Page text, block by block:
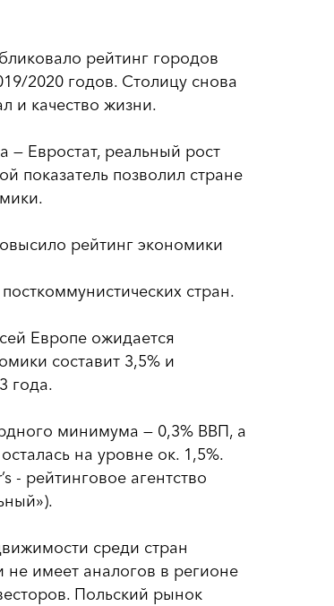
рейтинг городов
2020 годов. Столицу снова
и качество жизни.
— Евростат, реальный рост
показатель позволил стране
рейтинг экономики
стран.
Европе ожидается
составит 3,5% и
года.
минимума — 0,3% ВВП, а
на уровне ок. 1,5%.
- рейтинговое агентство
среди стран
имеет аналогов в регионе
Польский рынок